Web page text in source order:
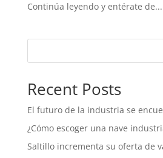
Continúa leyendo y entérate de...
Recent Posts
El futuro de la industria se
¿Cómo escoger una nave
Saltillo incrementa su oferta de